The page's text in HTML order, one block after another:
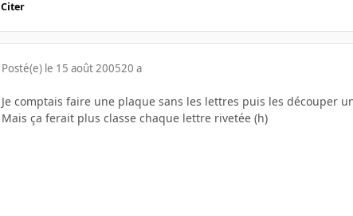
Citer
Posté(e) le 15 août 200520 a
Je comptais faire une plaque sans les lettres puis les découper
Mais ça ferait plus classe chaque lettre rivetée (h)